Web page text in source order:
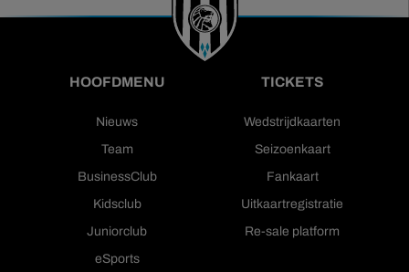
HOOFDMENU
Nieuws
Team
BusinessClub
Kidsclub
Juniorclub
eSports
TICKETS
Wedstrijdkaarten
Seizoenkaart
Fankaart
Uitkaartregistratie
Re-sale platform